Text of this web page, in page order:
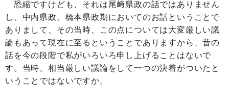
恐縮ですけども、それは尾﨑県政の話ではありません
し、中内県政、橋本県政期においてのお話ということで
ありまして、その当時、この点については大変厳しい議
論もあって現在に至るということでありますから、昔の
話を今の段階で私がいろいろ申し上げることはないで
す。当時、相当厳しい議論をして一つの決着がついたと
いうことではないですか。